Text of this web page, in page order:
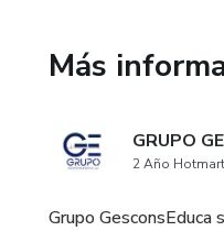
Más
GRUPO
2 Año
Grupo